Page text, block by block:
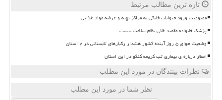
تازه ترین مطالب مرتبط
ممنوعیت ورود حیوانات خانگی به مراکز تهیه و عرضه مواد غذایی
پزشک خانواده مقصد غائی نظام سلامت نیست
وضعیت هوای ۵ روز آینده کشور هشدار رگبارهای تابستانی در ۷ استان
اخطار درباره ی بیماری تب کریمه کنگو در این استان
نظرات بینندگان در مورد این مطلب
نظر شما در مورد این مطلب